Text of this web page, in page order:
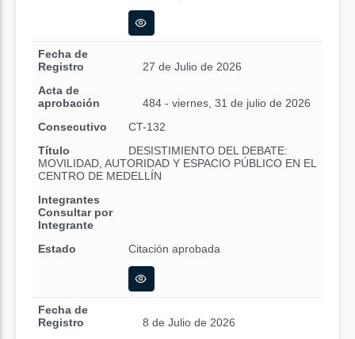
Fecha de
Registro
27 de Julio de 2026
Acta de
aprobación
484 - viernes, 31 de julio de 2026
Consecutivo
CT-132
Título
DESISTIMIENTO DEL DEBATE:
MOVILIDAD, AUTORIDAD Y ESPACIO PÚBLICO EN EL
CENTRO DE MEDELLÍN
Integrantes
Consultar por
Integrante
Estado
Citación aprobada
Fecha de
Registro
8 de Julio de 2026